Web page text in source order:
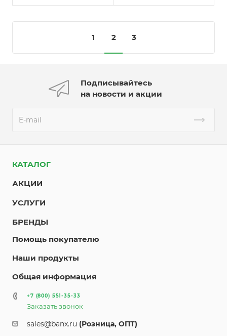
1 2 3
Подписывайтесь
на новости и акции
КАТАЛОГ
АКЦИИ
УСЛУГИ
БРЕНДЫ
Помощь покупателю
Наши продукты
Общая информация
+7 (800) 551-35-33
Заказать звонок
sales@banx.ru (Розница, ОПТ)